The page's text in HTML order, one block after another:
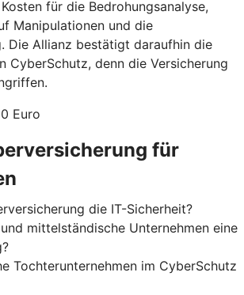
für die Bedrohungsanalyse,
Manipulationen und die
Die Allianz bestätigt daraufhin die
CyberSchutz, denn die Versicherung
Euro
für
die IT-Sicherheit?
mittelständische Unternehmen eine
Tochterunternehmen im CyberSchutz